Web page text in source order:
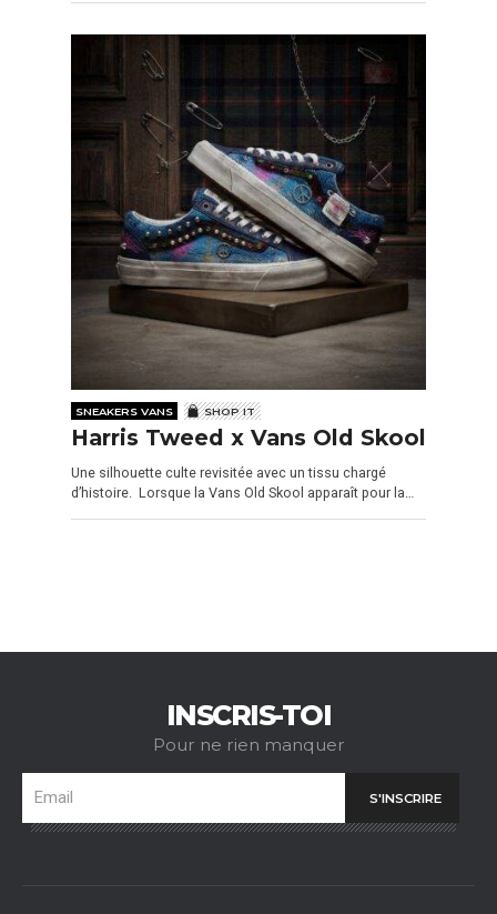
SNEAKERS VANS SHOP IT
Harris Tweed x Vans Old Skool
Une silhouette culte revisitée avec un tissu chargé
d’histoire. Lorsque la Vans Old Skool apparaît pour la…
INSCRIS-TOI
Pour ne rien manquer